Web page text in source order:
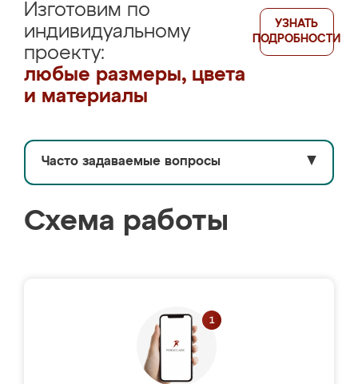
Изготовим по
индивидуальному
проекту:
любые размеры, цвета
и материалы
УЗНАТЬ
ПОДРОБНОСТИ
Часто задаваемые вопросы ▼
Схема работы